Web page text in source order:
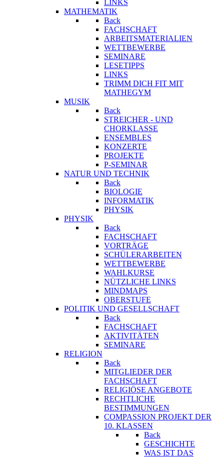
LINKS
MATHEMATIK
Back
FACHSCHAFT
ARBEITSMATERIALIEN
WETTBEWERBE
SEMINARE
LESETIPPS
LINKS
TRIMM DICH FIT MIT
MATHEGYM
MUSIK
Back
STREICHER - UND
CHORKLASSE
ENSEMBLES
KONZERTE
PROJEKTE
P-SEMINAR
NATUR UND TECHNIK
Back
BIOLOGIE
INFORMATIK
PHYSIK
PHYSIK
Back
FACHSCHAFT
VORTRÄGE
SCHÜLERARBEITEN
WETTBEWERBE
WAHLKURSE
NÜTZLICHE LINKS
MINDMAPS
OBERSTUFE
POLITIK UND GESELLSCHAFT
Back
FACHSCHAFT
AKTIVITÄTEN
SEMINARE
RELIGION
Back
MITGLIEDER DER
FACHSCHAFT
RELIGIÖSE ANGEBOTE
RECHTLICHE
BESTIMMUNGEN
COMPASSION PROJEKT DER
10. KLASSEN
Back
GESCHICHTE
WAS IST DAS